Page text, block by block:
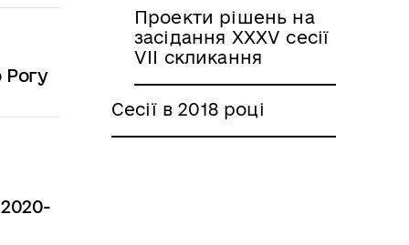
Рогу
Проекти рішень на
засідання ХХХV сесії
VII скликання
Сесії в 2018 році